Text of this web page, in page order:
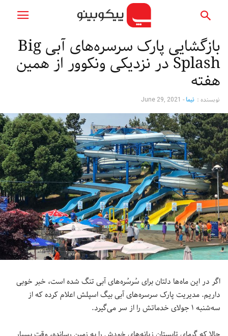
بازگشایی پارک سرسره‌های آبی Big
Splash در نزدیکی ونکوور از همین
هفته
نویسنده : نیما-
June 29, 2021
اگر در این ماه‌ها دلتان برای سُرسُره‌های آبی تنگ شده است، خبر خوبی
داریم. مدیریت پارک سرسره‌های آبی بیگ اسپلش اعلام کرده که از
سه‌شنبه ۱ جولای خدماتش را از سر می‌گیرد.